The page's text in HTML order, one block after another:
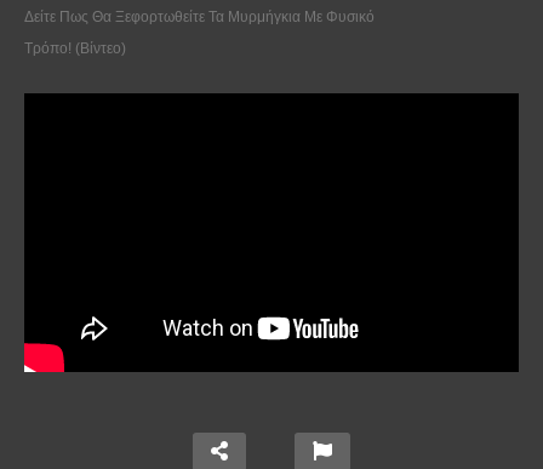
Δείτε Πως Θα Ξεφορτωθείτε Τα Μυρμήγκια Με Φυσικό
Τρόπο! (Βίντεο)